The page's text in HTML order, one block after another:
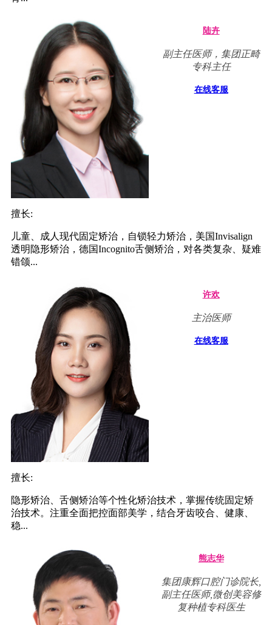
陆卉
副主任医师，集团正畸
专科主任
在线客服
擅长:
儿童、成人现代固定矫治，自锁轻力矫治，美国Invisalign
透明隐形矫治，德国Incognito舌侧矫治，对各类复杂、疑难
错颌...
许欢
主治医师
在线客服
擅长:
隐形矫治、舌侧矫治等个性化矫治技术，掌握传统固定矫
治技术。注重全面把控面部美学，结合牙齿咬合、健康、
稳...
熊志华
集团康辉口腔门诊院长,
副主任医师,微创美容修
复种植专科医生